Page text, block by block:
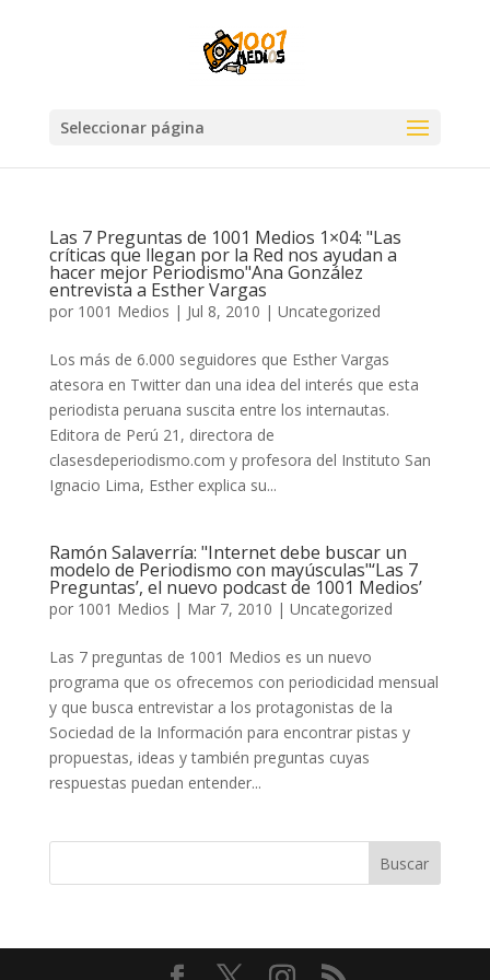
Seleccionar página
Las 7 Preguntas de 1001 Medios 1×04: "Las
críticas que llegan por la Red nos ayudan a
hacer mejor Periodismo"Ana González
entrevista a Esther Vargas
por 1001 Medios | Jul 8, 2010 | Uncategorized
Los más de 6.000 seguidores que Esther Vargas
atesora en Twitter dan una idea del interés que esta
periodista peruana suscita entre los internautas.
Editora de Perú 21, directora de
clasesdeperiodismo.com y profesora del Instituto San
Ignacio Lima, Esther explica su...
Ramón Salaverría: "Internet debe buscar un
modelo de Periodismo con mayúsculas"‘Las 7
Preguntas’, el nuevo podcast de 1001 Medios’
por 1001 Medios | Mar 7, 2010 | Uncategorized
Las 7 preguntas de 1001 Medios es un nuevo
programa que os ofrecemos con periodicidad mensual
y que busca entrevistar a los protagonistas de la
Sociedad de la Información para encontrar pistas y
propuestas, ideas y también preguntas cuyas
respuestas puedan entender...